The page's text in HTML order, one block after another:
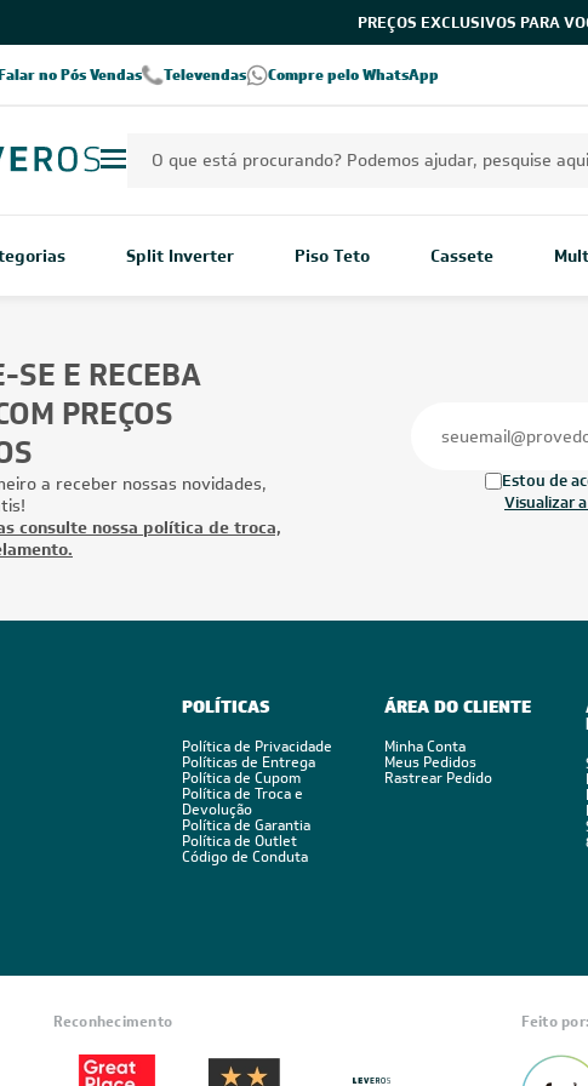
PREÇOS EXCLUSIVOS PARA
no Pós Vendas Televendas Compre pelo WhatsApp
Parcele em até 8x
sem juros
5% OFF no PIX
pagamento à vista Excelência no Reclame Aqui
Split Inverter Piso Teto Cassete
SE E RECEBA
PREÇOS
a receber nossas novidades,
consulte nossa política de troca,
Estou de
Visualizar
POLÍTICAS
Política de Privacidade
Políticas de Entrega
Política de Cupom
Política de Troca e
Devolução
Política de Garantia
Política de Outlet
Código de Conduta
ÁREA DO CLIENTE
Minha Conta
Meus Pedidos
Rastrear Pedido
Reconhecimento Feito por: